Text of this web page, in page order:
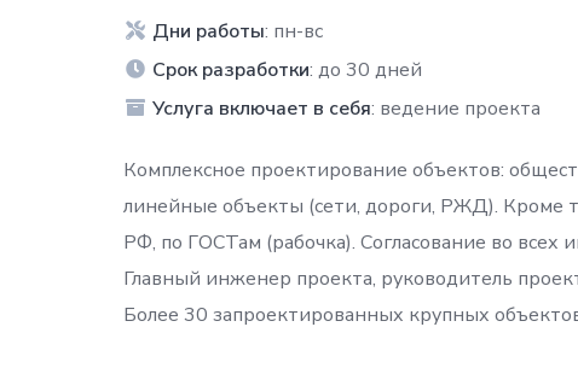
Дни работы: пн-вс
Срок разработки: до 30 дней
Услуга включает в себя: ведение проекта
Комплексное проектирование объектов:
линейные объекты (сети, дороги, РЖД). Кроме
РФ, по ГОСТам (рабочка). Согласование во всех
Главный инженер проекта, руководитель
Более 30 запроектированных крупных